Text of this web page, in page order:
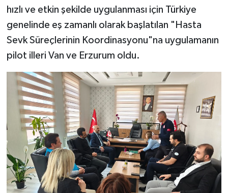
hızlı ve etkin şekilde uygulanması için Türkiye
genelinde eş zamanlı olarak başlatılan "Hasta
Sevk Süreçlerinin Koordinasyonu"na uygulamanın
pilot illeri Van ve Erzurum oldu.